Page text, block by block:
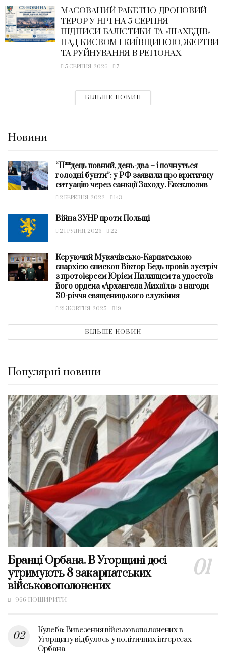
МАСОВАНИЙ РАКЕТНО-ДРОНОВИЙ
ТЕРОР У НІЧ НА 5 СЕРПНЯ —
ПІДПИСИ БАЛІСТИКИ ТА «ШАХЕДІВ»
НАД КИЄВОМ І КИЇВЩИНОЮ, ЖЕРТВИ
ТА РУЙНУВАННЯ В РЕГІОНАХ
5 СЕРПНЯ, 2026 7
БІЛЬШЕ НОВИН
Новини
“П**дець повний, день-два – і почнуться
голодні бунти”: у РФ заявили про критичну
ситуацію через санкції Заходу. Ексклюзив
2 БЕРЕЗНЯ, 2022 143
Війна ЗУНР проти Польщі
2 ГРУДНЯ, 2023 22
Керуючий Мукачівсько-Карпатською
єпархією єпископ Віктор Бедь провів зустріч
з протоієреєм Юрієм Пилипцем та удостоїв
його ордена «Архангела Михаїла» з нагоди
30-річчя священицького служіння
21 ЖОВТНЯ, 2025 19
БІЛЬШЕ НОВИН
Популярні новини
Бранці Орбана. В Угорщині досі
утримують 8 закарпатських
військовополонених
966 ПОШИРИТИ
Кулеба: Вивезення військовополонених в
Угорщину відбулось у політичних інтересах
Орбана